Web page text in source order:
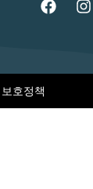
호정책